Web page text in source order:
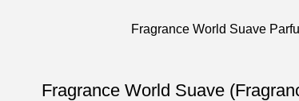
عطر ادکلن مردانه 100میل دیور ساواج پرفیوم فراگرنس ورد سوآو پرفیوم (Fragrance World Dior Sauvage Parfum) Fragrance World Suave